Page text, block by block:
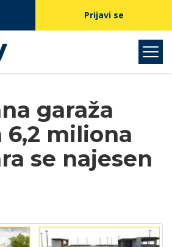
Prijavi se
garaža
miliona
se najesen